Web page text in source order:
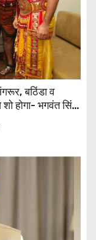
बठिंडा व
होगा- भगवंत सिंह